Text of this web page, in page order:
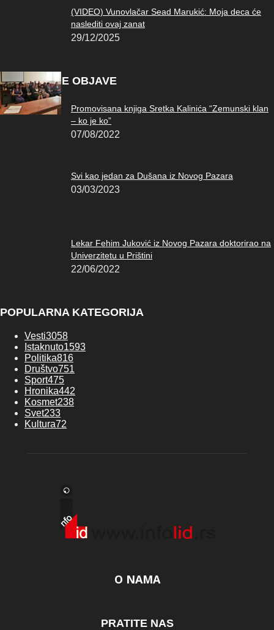
(VIDEO) Vunovlačar Sead Marukić: Moja deca će
naslediti ovaj zanat
29/12/2025
POPULARNE OBJAVE
Promovisana knjiga Sretka Kalinića “Zemunski klan
– ko je ko”
07/08/2022
Svi kao jedan za Dušana iz Novog Pazara
03/03/2023
Lekar Fehim Juković iz Novog Pazara doktorirao na
Univerzitetu u Prištini
22/06/2022
POPULARNA KATEGORIJA
Vesti3058
Istaknuto1593
Politika816
Društvo751
Sport475
Hronika442
Kosmet238
Svet233
Kultura72
O NAMA
PRATITE NAS